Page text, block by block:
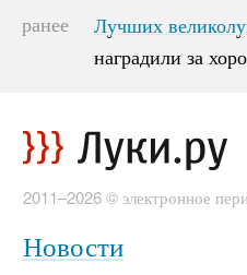
ранее
Лучших
наградили за
Лучших
наградили за
2011–2026 © электронное
Новости